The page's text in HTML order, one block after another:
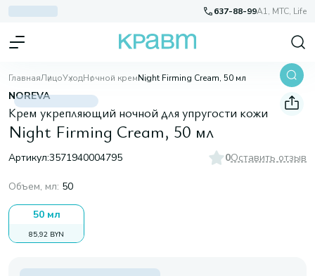
637-88-99A1, МТС, Life
ГлавнаяЛицоУходНочной кремNight Firming Cream, 50 мл
NOREVA
Крем укрепляющий ночной для упругости кожи
Night Firming Cream, 50 мл
Артикул:3571940004795 0Оставить отзыв
Объем, мл: 50
50 мл
85,92 BYN